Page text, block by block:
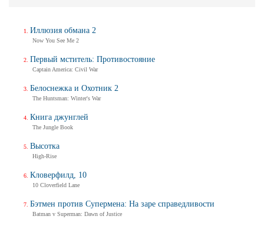
Иллюзия обмана 2
Now You See Me 2
Первый мститель: Противостояние
Captain America: Civil War
Белоснежка и Охотник 2
The Huntsman: Winter's War
Книга джунглей
The Jungle Book
Высотка
High-Rise
Кловерфилд, 10
10 Cloverfield Lane
Бэтмен против Супермена: На заре справедливости
Batman v Superman: Dawn of Justice